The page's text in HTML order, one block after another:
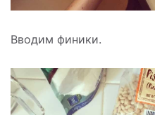
Вводим финики.